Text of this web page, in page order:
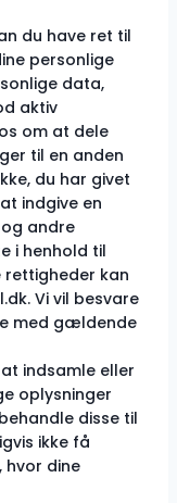
du have ret til
personlige
data,
aktiv
om at dele
til en anden
du har givet
indgive en
andre
i henhold til
kan
. Vi vil besvare
med gældende
indsamle eller
oplysninger
disse til
ikke få
hvor dine